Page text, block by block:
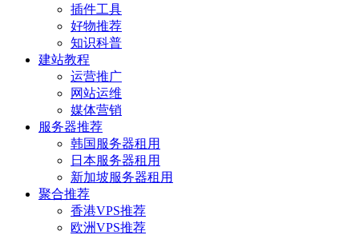
插件工具
好物推荐
知识科普
建站教程
运营推广
网站运维
媒体营销
服务器推荐
韩国服务器租用
日本服务器租用
新加坡服务器租用
聚合推荐
香港VPS推荐
欧洲VPS推荐